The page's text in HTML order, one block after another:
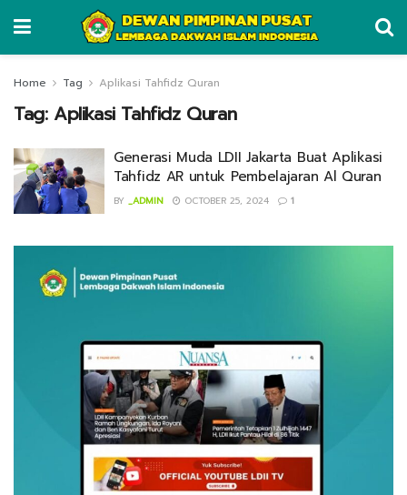
Home Tag Aplikasi Tahfidz Quran
Tag: Aplikasi Tahfidz Quran
Generasi Muda LDII Jakarta Buat Aplikasi
Tahfidz AR untuk Pembelajaran Al Quran
BY _ADMIN OCTOBER 25, 2024 1